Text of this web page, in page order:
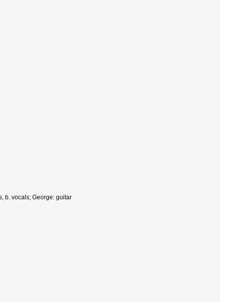
b. vocals; George: guitar